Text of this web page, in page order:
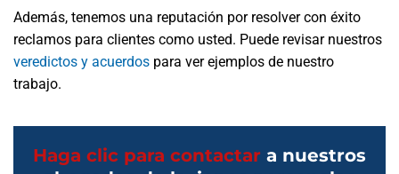
Además, tenemos una reputación por resolver con éxito
reclamos para clientes como usted. Puede revisar nuestros
veredictos y acuerdos para ver ejemplos de nuestro
trabajo.
Haga clic para contactar a nuestros